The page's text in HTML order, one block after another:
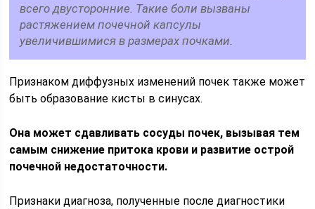
всего двусторонние. Такие боли вызваны
растяжением почечной капсулы
увеличившимися в размерах почками.
Признаком диффузных изменений почек также может
быть образование кисты в синусах.
Она может сдавливать сосуды почек, вызывая тем
самым снижение притока крови и развитие острой
почечной недостаточности.
Признаки диагноза, полученные после диагностики